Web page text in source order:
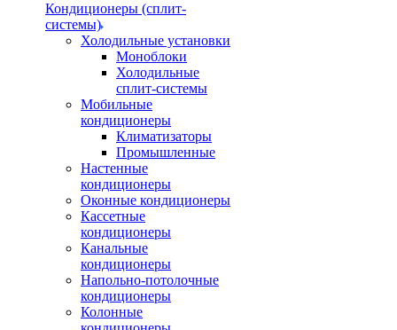
Кондиционеры (сплит-
системы)
Холодильные установки
Моноблоки
Холодильные
сплит-системы
Мобильные
кондиционеры
Климатизаторы
Промышленные
Настенные
кондиционеры
Оконные кондиционеры
Кассетные
кондиционеры
Канальные
кондиционеры
Напольно-потолочные
кондиционеры
Колонные